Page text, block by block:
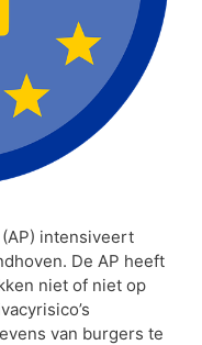
intensiveert
De AP heeft
niet of niet op
van burgers te